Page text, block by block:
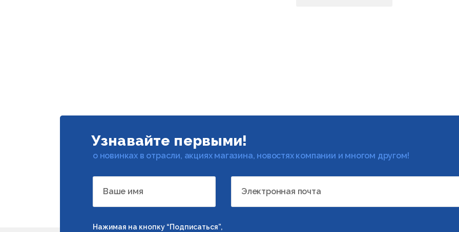
Узнавайте первыми!
о новинках в отрасли, акциях магазина, новостях компании и многом другом!
Ваше имя Электронная почта
Нажимая на кнопку “Подписаться”,